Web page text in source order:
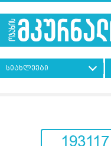
სიახლეები
193117